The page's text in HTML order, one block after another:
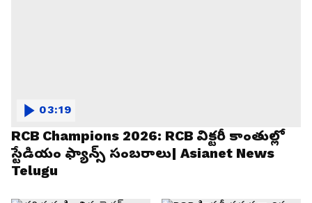
RCB Champions 2026: RCB విక్టరీ కాంతుల్లో
స్టేడియం ఫ్యాన్స్ సంబరాలు| Asianet News
Telugu
03:19